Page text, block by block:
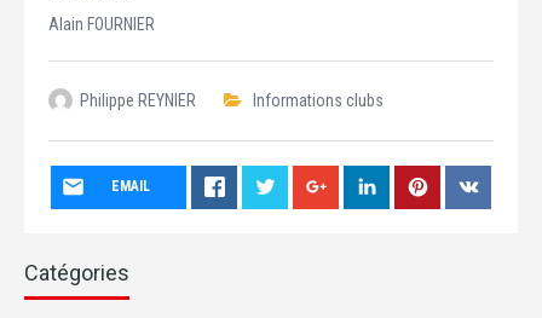
Alain FOURNIER
Philippe REYNIER Informations clubs
EMAIL
Catégories